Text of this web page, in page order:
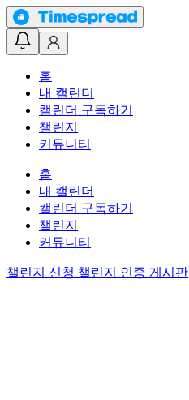
홈
내 캘린더
캘린더 구독하기
챌린지
커뮤니티
홈
내 캘린더
캘린더 구독하기
챌린지
커뮤니티
챌린지 신청 챌린지 인증 게시판